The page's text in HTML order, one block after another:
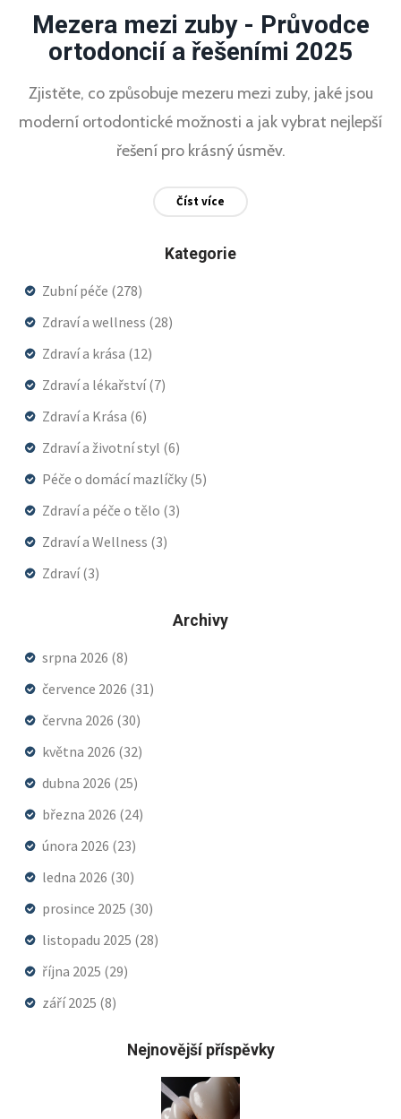
Mezera mezi zuby - Průvodce
ortodoncií a řešeními 2025
Zjistěte, co způsobuje mezeru mezi zuby, jaké jsou
moderní ortodontické možnosti a jak vybrat nejlepší
řešení pro krásný úsměv.
Číst více
Kategorie
Zubní péče (278)
Zdraví a wellness (28)
Zdraví a krása (12)
Zdraví a lékařství(7)
Zdraví a Krása (6)
Zdraví a životní styl (6)
Péče o domácí mazlíčky (5)
Zdraví a péče o tělo (3)
Zdraví a Wellness (3)
Zdraví(3)
Archivy
srpna 2026 (8)
července 2026 (31)
června 2026 (30)
května 2026 (32)
dubna 2026 (25)
března 2026 (24)
února 2026 (23)
ledna 2026 (30)
prosince 2025 (30)
listopadu 2025 (28)
října 2025 (29)
září 2025 (8)
Nejnovější příspěvky